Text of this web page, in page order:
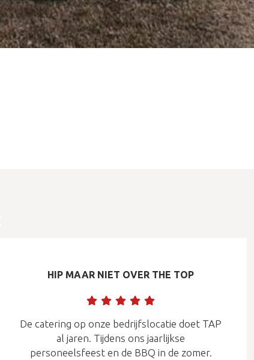
HIP MAAR NIET OVER THE TOP
De catering op onze bedrijfslocatie doet TAP
al jaren. Tijdens ons jaarlijkse
personeelsfeest en de BBQ in de zomer.